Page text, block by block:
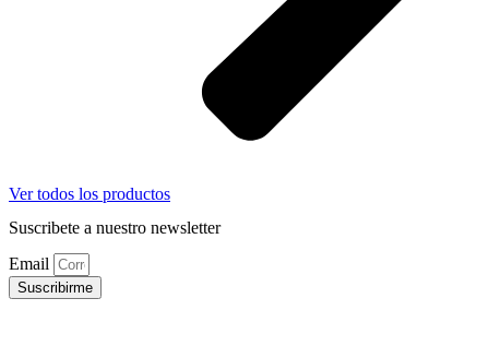
Ver todos los productos
Suscribete a nuestro newsletter
Email
Suscribirme